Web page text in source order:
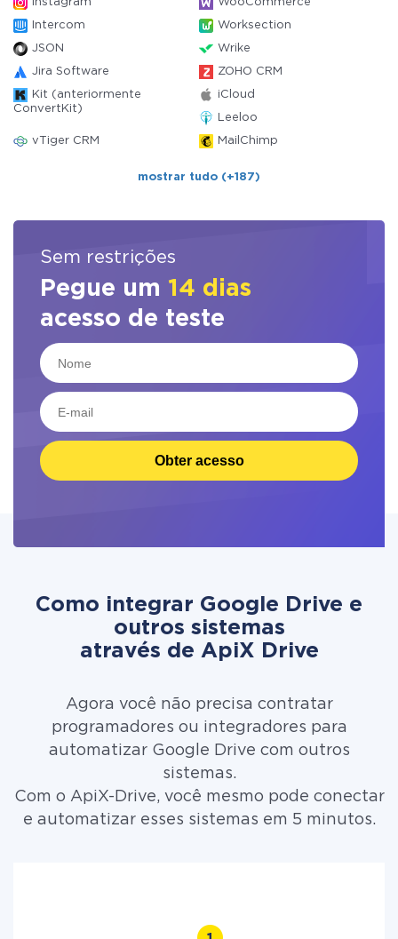
Instagram WooCommerce
Intercom Worksection
JSON Wrike
Jira Software ZOHO CRM
Kit (anteriormente
ConvertKit)
iCloud
Leeloo
vTiger CRM MailChimp
mostrar tudo (+187)
Sem restrições
Pegue um 14 dias
acesso de teste
Obter acesso
Como integrar Google Drive e
outros sistemas
através de ApiX Drive
Agora você não precisa contratar
programadores ou integradores para
automatizar Google Drive com outros
sistemas.
Com o ApiX-Drive, você mesmo pode conectar
e automatizar esses sistemas em 5 minutos.